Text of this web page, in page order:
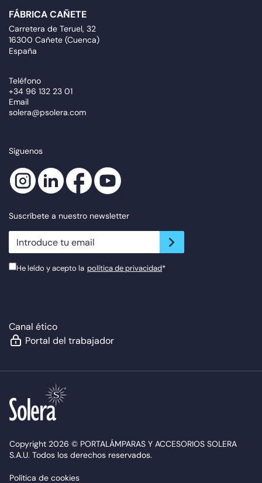
FÁBRICA CAÑETE
Carretera de Teruel, 32
16300 Cañete (Cuenca)
España
Teléfono
+34 96 132 23 01
Email
solera@psolera.com
Síguenos
Suscríbete a nuestro newsletter
newsletter.suscribe
He leído y acepto la política de privacidad*
Canal ético
Portal del trabajador
Copyright 2026 © PORTALÁMPARAS Y ACCESORIOS SOLERA
S.A.U. Todos los derechos reservados.
Política de cookies